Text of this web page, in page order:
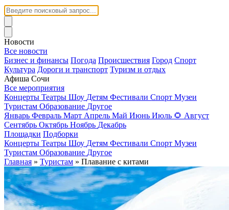
Новости
Все новости
Бизнес и финансы Погода Происшествия Город Спорт
Культура Дороги и транспорт Туризм и отдых
Афиша Сочи
Все мероприятия
Концерты Театры Шоу Детям Фестивали Спорт Музеи
Туристам Образование Другое
Январь Февраль Март Апрель Май Июнь Июль 🌻 Август
Сентябрь Октябрь Ноябрь Декабрь
Площадки Подборки
Концерты Театры Шоу Детям Фестивали Спорт Музеи
Туристам Образование Другое
Главная » Туристам » Плавание с китами